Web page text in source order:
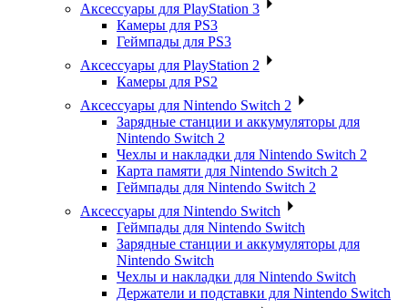
Аксессуары для PlayStation 3
Камеры для PS3
Геймпады для PS3
Аксессуары для PlayStation 2
Камеры для PS2
Аксессуары для Nintendo Switch 2
Зарядные станции и аккумуляторы для
Nintendo Switch 2
Чехлы и накладки для Nintendo Switch 2
Карта памяти для Nintendo Switch 2
Геймпады для Nintendo Switch 2
Аксессуары для Nintendo Switch
Геймпады для Nintendo Switch
Зарядные станции и аккумуляторы для
Nintendo Switch
Чехлы и накладки для Nintendo Switch
Держатели и подставки для Nintendo Switch